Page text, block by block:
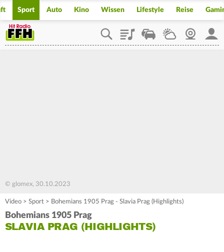
Sport Auto Kino Wissen Lifestyle Reise
PlaylistStaupilotWetterWebcam
© glomex, 30.10.2023
Video > Sport > Bohemians 1905 Prag - Slavia Prag (Highlights)
Bohemians 1905 Prag
SLAVIA PRAG (HIGHLIGHTS)